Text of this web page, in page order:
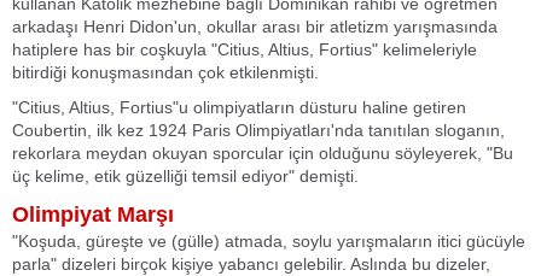
kullanan Katolik mezhebine bağlı Dominikan rahibi ve öğretmen
arkadaşı Henri Didon'un, okullar arası bir atletizm yarışmasında
hatiplere has bir coşkuyla "Citius, Altius, Fortius" kelimeleriyle
bitirdiği konuşmasından çok etkilenmişti.
"Citius, Altius, Fortius"u olimpiyatların düsturu haline getiren
Coubertin, ilk kez 1924 Paris Olimpiyatları'nda tanıtılan sloganın,
rekorlara meydan okuyan sporcular için olduğunu söyleyerek, "Bu
üç kelime, etik güzelliği temsil ediyor" demişti.
Olimpiyat Marşı
"Koşuda, güreşte ve (gülle) atmada, soylu yarışmaların itici gücüyle
parla" dizeleri birçok kişiye yabancı gelebilir. Aslında bu dizeler,